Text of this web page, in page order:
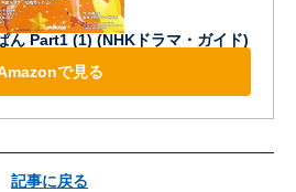
ん Part1 (1) (NHKドラマ・ガイド)
で見る
記事に戻る